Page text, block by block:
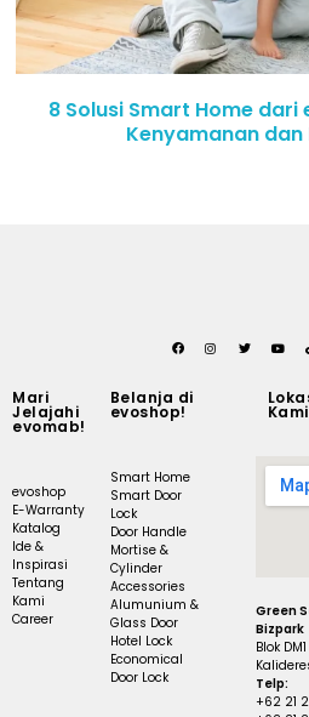
8 Solusi Smart Home
Kenyamanan
Mari
Jelajahi
evomab!
evoshop
E-Warranty
Katalog
Ide &
Inspirasi
Tentang
Kami
Career
Belanja di
evoshop!
Smart Home
Smart Door
Lock
Door Handle
Mortise &
Cylinder
Accessories
Alumunium &
Glass Door
Hotel Lock
Economical
Door Lock
Kami
Green
Bizpark
Blok
Telp:
+62 21